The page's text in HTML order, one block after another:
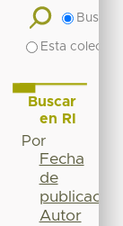
Buscar
Esta
Buscar
en RI
Por
Fecha
de
publicación
Autor